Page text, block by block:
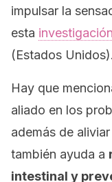
impulsar la
esta investigación
(Estados Unidos).
Hay que
aliado en los
además de
también ayuda a
intestinal y